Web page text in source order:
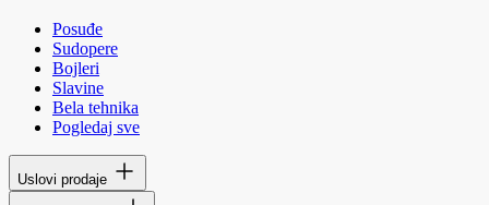
Posuđe
Sudopere
Bojleri
Slavine
Bela tehnika
Pogledaj sve
Uslovi prodaje